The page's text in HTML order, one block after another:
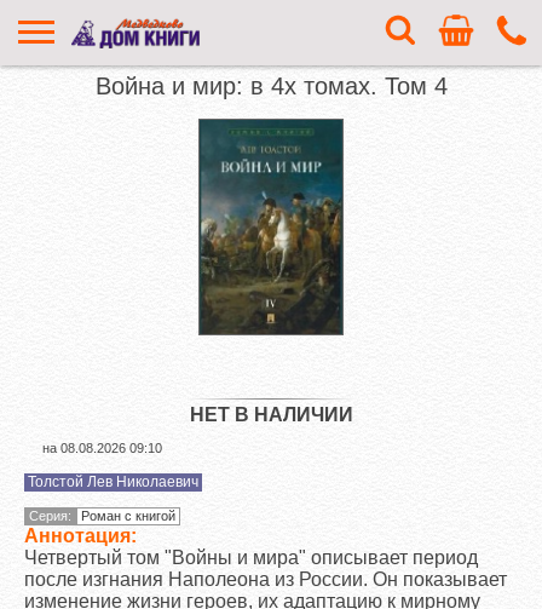
Война и мир: в 4х томах. Том 4
Толстой Лев Николаевич
Серия: Роман с книгой
Аннотация:
Четвертый том "Войны и мира" описывает период
после изгнания Наполеона из России. Он показывает
изменение жизни героев, их адаптацию к мирному
НЕТ В НАЛИЧИИ
на 08.08.2026 09:10